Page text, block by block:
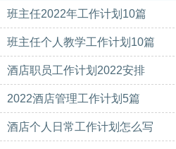
班主任2022年工作计划10篇
班主任个人教学工作计划10篇
酒店职员工作计划2022安排
2022酒店管理工作计划5篇
酒店个人日常工作计划怎么写